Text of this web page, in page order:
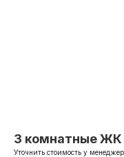
3 комнатные ЖК
Уточнить стоимость у